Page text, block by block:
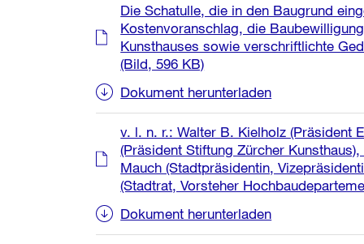
Die Schatulle, die in den Baugrund
Kostenvoranschlag, die
Kunsthauses sowie verschriftlichte
(Bild, 596 KB)
Dokument herunterladen
v. l. n. r.: Walter B. Kielholz (Präsident
(Präsident Stiftung Zürcher
Mauch (Stadtpräsidentin,
(Stadtrat, Vorsteher
Dokument herunterladen